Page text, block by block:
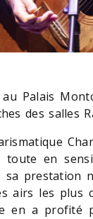
Palais
des salles
en
prestation
airs les plus
en a profité